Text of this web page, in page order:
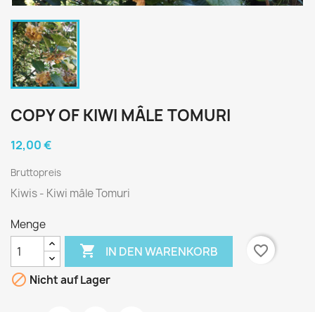
COPY OF KIWI MÂLE TOMURI
12,00 €
Bruttopreis
Kiwis - Kiwi mâle Tomuri
Menge
 IN DEN WARENKORB
favorite_border
 Nicht auf Lager